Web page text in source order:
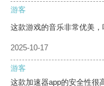
游客
这款游戏的音乐非常优美，
2025-10-17
游客
这款加速器app的安全性很